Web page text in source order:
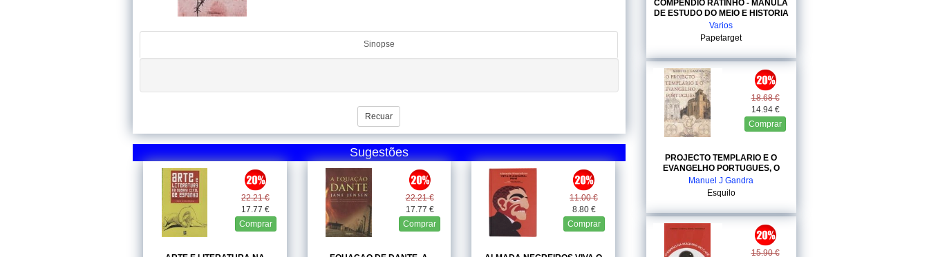
Sinopse
Recuar
Sugestões
22.21 €
17.77 €
Comprar
22.21 €
17.77 €
Comprar
11.00 €
8.80 €
Comprar
COMPENDIO RATINHO - MANULA
DE ESTUDO DO MEIO E HISTORIA
Varios
Papetarget
18.68 €
14.94 €
Comprar
PROJECTO TEMPLARIO E O
EVANGELHO PORTUGUES, O
Manuel J Gandra
Esquilo
15.90 €